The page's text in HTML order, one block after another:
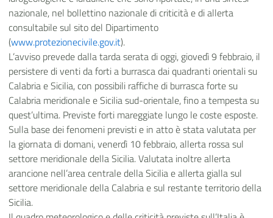
nazionale, nel bollettino nazionale di criticità e di allerta
consultabile sul sito del Dipartimento
(www.protezionecivile.gov.it).
L’avviso prevede dalla tarda serata di oggi, giovedì 9 febbraio, il
persistere di venti da forti a burrasca dai quadranti orientali su
Calabria e Sicilia, con possibili raffiche di burrasca forte su
Calabria meridionale e Sicilia sud-orientale, fino a tempesta su
quest’ultima. Previste forti mareggiate lungo le coste esposte.
Sulla base dei fenomeni previsti e in atto è stata valutata per
la giornata di domani, venerdì 10 febbraio, allerta rossa sul
settore meridionale della Sicilia. Valutata inoltre allerta
arancione nell’area centrale della Sicilia e allerta gialla sul
settore meridionale della Calabria e sul restante territorio della
Sicilia.